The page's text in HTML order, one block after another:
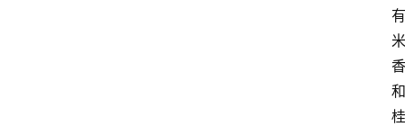
有
米
香
和
桂